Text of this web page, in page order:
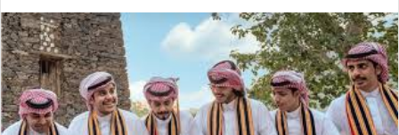
إلكترونيا